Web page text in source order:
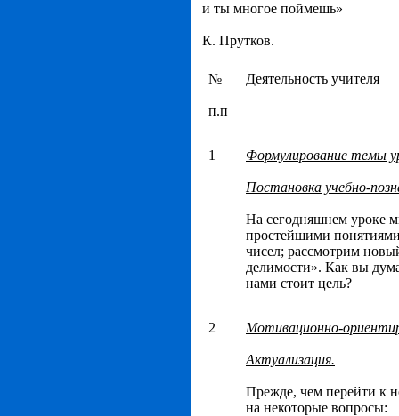
и ты многое поймешь»
К. Прутков.
№
п.п
Деятельность учителя
1 Формулирование темы
Постановка учебно-
На сегодняшнем уроке
простейшими
чисел; рассмотрим
делимости». Как вы
нами стоит цель?
2 Мотивационно-
Актуализация.
Прежде, чем перейти к
на некоторые вопросы: